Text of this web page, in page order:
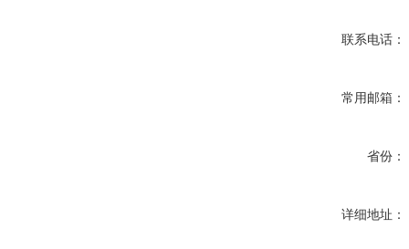
联系电话：
常用邮箱：
省份：
详细地址：